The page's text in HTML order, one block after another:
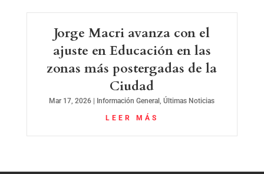
Jorge Macri avanza con el
ajuste en Educación en las
zonas más postergadas de la
Ciudad
Mar 17, 2026 Información General,Últimas Noticias
LEER MÁS